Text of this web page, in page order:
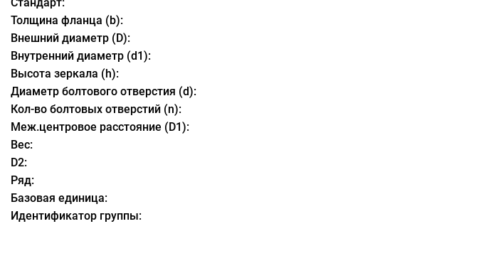
Толщина фланца (b):
Внешний диаметр (D):
Внутренний диаметр (d1):
Высота зеркала (h):
Диаметр болтового отверстия (d):
Кол-во болтовых отверстий (n):
Меж.центровое расстояние (D1):
Вес:
D2:
Ряд:
Базовая единица:
Идентификатор группы: